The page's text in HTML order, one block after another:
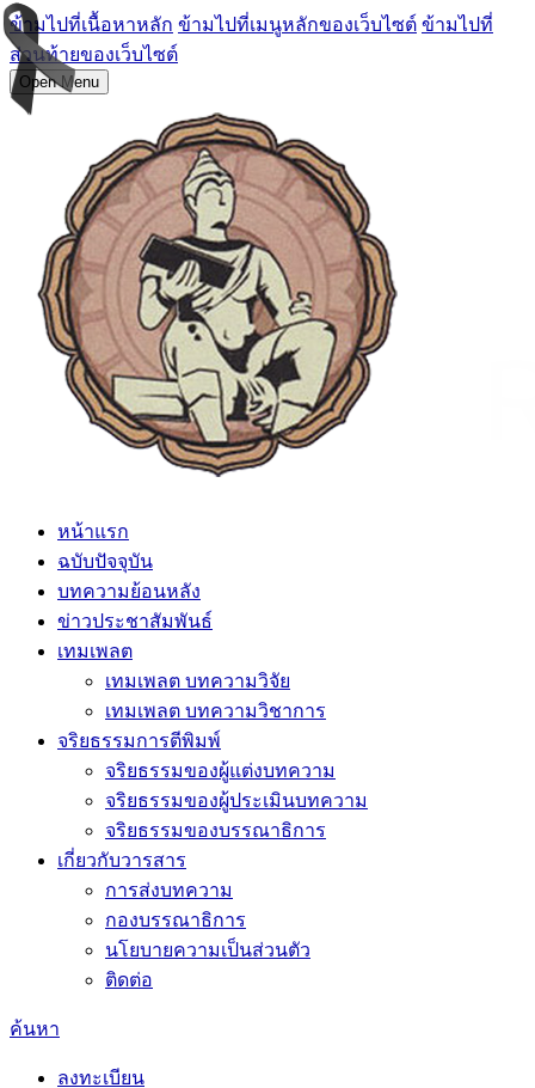
ข้ามไปที่เนื้อหาหลัก ข้ามไปที่เมนูหลักของเว็บไซต์ ข้ามไปที่
ส่วนท้ายของเว็บไซต์
Open Menu
หน้าแรก
ฉบับปัจจุบัน
บทความย้อนหลัง
ข่าวประชาสัมพันธ์
เทมเพลต
เทมเพลต บทความวิจัย
เทมเพลต บทความวิชาการ
จริยธรรมการตีพิมพ์
จริยธรรมของผู้แต่งบทความ
จริยธรรมของผู้ประเมินบทความ
จริยธรรมของบรรณาธิการ
เกี่ยวกับวารสาร
การส่งบทความ
กองบรรณาธิการ
นโยบายความเป็นส่วนตัว
ติดต่อ
ค้นหา
ลงทะเบียน